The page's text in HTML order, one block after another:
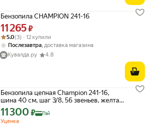
Бензопила CHAMPION 241-16
Цена 11265 ₽ вместо
11 265₽
Рейтинг товара: 5.0 из 5
Оценок: (3) · 12 купили
5.0(3) · 12 купили
Послезавтра, доставка магазина
Кувалда.ру
4.8
Бензопила цепная Champion 241-16,
шина 40 см, шаг 3/8, 56 звеньев, желтая/
черная
Цена с картой Яндекс Пэй 11300 ₽ вместо
11 300 ₽ Пэй
Уценка